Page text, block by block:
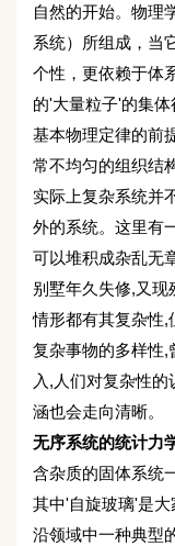
自然的开始。物理
系统）所组成，当
个性，更依赖于体
的'大量粒子'的集
基本物理定律的前
常不均匀的组织结
实际上复杂系统并
外的系统。这里有
可以堆积成杂乱无
别墅年久失修,又现
情形都有其复杂性,
复杂事物的多样性,
入,人们对复杂性
涵也会走向清晰。
无序系统的统计力
含杂质的固体系统
其中'自旋玻璃'是
沿领域中一种典型